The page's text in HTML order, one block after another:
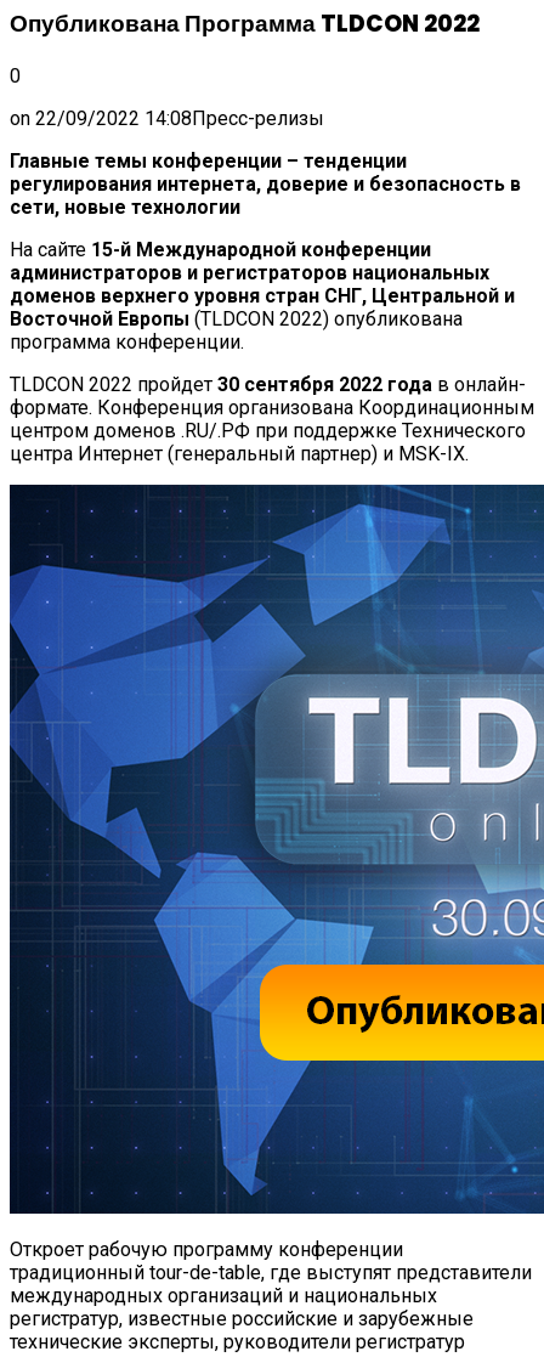
Опубликована Программа TLDCON 2022
0
on 22/09/2022 14:08Пресс-релизы
Главные темы конференции – тенденции
регулирования интернета, доверие и безопасность в
сети, новые технологии
На сайте 15-й Международной конференции
администраторов и регистраторов национальных
доменов верхнего уровня стран СНГ, Центральной и
Восточной Европы (TLDCON 2022) опубликована
программа конференции.
TLDCON 2022 пройдет 30 сентября 2022 года в онлайн-
формате. Конференция организована Координационным
центром доменов .RU/.РФ при поддержке Технического
центра Интернет (генеральный партнер) и MSK-IX.
Откроет рабочую программу конференции
традиционный tour-de-table, где выступят представители
международных организаций и национальных
регистратур, известные российские и зарубежные
технические эксперты, руководители регистратур